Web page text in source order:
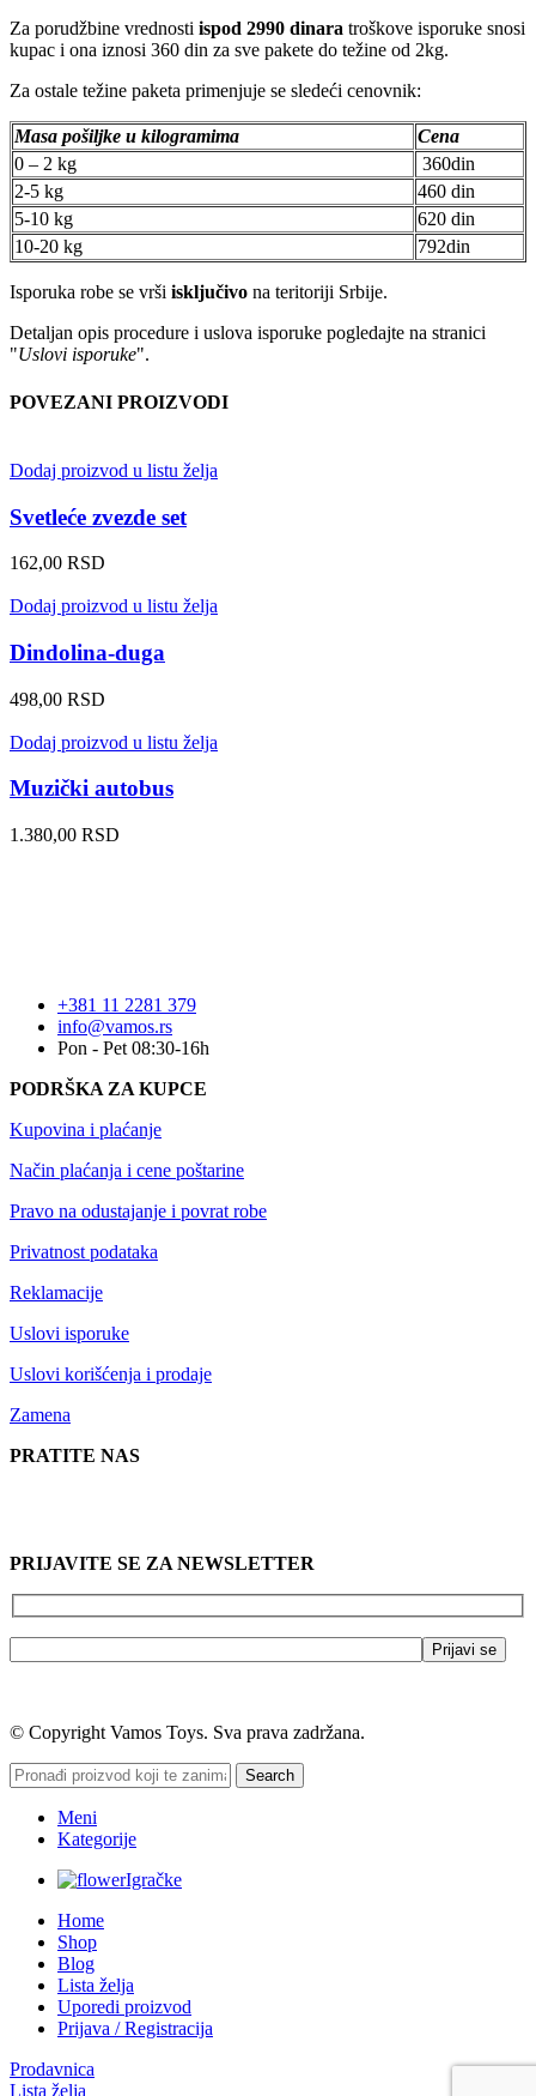
Za porudžbine vrednosti ispod 2990 dinara troškove isporuke snosi
kupac i ona iznosi 360 din za sve pakete do težine od 2kg.
Za ostale težine paketa primenjuje se sledeći cenovnik:
Masa pošiljke u kilogramima
Cena
0 – 2 kg
360din
2-5 kg
460 din
5-10 kg
620 din
10-20 kg
792din
Isporuka robe se vrši isključivo na teritoriji Srbije.
Detaljan opis procedure i uslova isporuke pogledajte na stranici
"Uslovi isporuke".
POVEZANI PROIZVODI
Dodaj proizvod u listu želja
Svetleće zvezde set
162,00 RSD
Dodaj proizvod u listu želja
Dindolina-duga
498,00 RSD
Dodaj proizvod u listu želja
Muzički autobus
1.380,00 RSD
+381 11 2281 379
info@vamos.rs
Pon - Pet 08:30-16h
PODRŠKA ZA KUPCE
Kupovina i plaćanje
Način plaćanja i cene poštarine
Pravo na odustajanje i povrat robe
Privatnost podataka
Reklamacije
Uslovi isporuke
Uslovi korišćenja i prodaje
Zamena
PRATITE NAS
PRIJAVITE SE ZA NEWSLETTER
© Copyright Vamos Toys. Sva prava zadržana.
Search
Meni
Kategorije
Igračke
Home
Shop
Blog
Lista želja
Uporedi proizvod
Prijava / Registracija
Prodavnica
Lista želja